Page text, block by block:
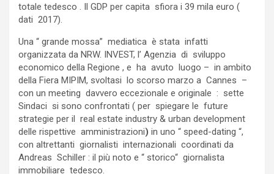
totale tedesco . Il GDP per capita sfiora i 39 mila euro (
dati 2017).
Una “ grande mossa” mediatica è stata infatti
organizzata da NRW. INVEST, l’ Agenzia di sviluppo
economico della Regione , e ha avuto luogo – in ambito
della Fiera MIPIM, svoltasi lo scorso marzo a Cannes –
con un meeting davvero eccezionale e originale : sette
Sindaci si sono confrontati ( per spiegare le future
strategie per il real estate industry & urban development
delle rispettive amministrazioni) in uno “ speed-dating “,
con altrettanti giornalisti internazionali coordinati da
Andreas Schiller : il più noto e “ storico“ giornalista
immobiliare tedesco.